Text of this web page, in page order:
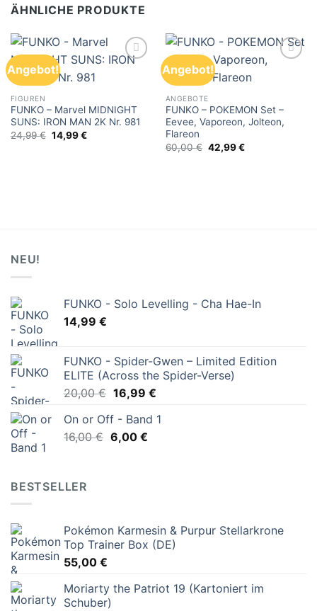
ÄHNLICHE PRODUKTE
Angebot!
FIGUREN
FUNKO – Marvel MIDNIGHT
SUNS: IRON MAN 2K Nr. 981
24,99€ Ursprünglicher
Preis
14,99€Aktueller
Angebot!
ANGEBOTE
FUNKO – POKEMON Set –
Eevee, Vaporeon, Jolteon,
Flareon
60,00€ Ursprünglicher
Preis
42,99€Aktueller
NEU!
FUNKO - Solo Levelling - Cha Hae-In
14,99 €
FUNKO - Spider-Gwen – Limited Edition
ELITE (Across the Spider-Verse)
20,00€ Ursprünglicher
war:
20,00 €
16,99 €Aktueller
ist:
On or Off - Band 1
16,00€ Ursprünglicher
6,00 €Aktueller
BESTSELLER
Pokémon Karmesin & Purpur Stellarkrone
Top Trainer Box (DE)
55,00 €
Moriarty the Patriot 19 (Kartoniert im
Schuber)